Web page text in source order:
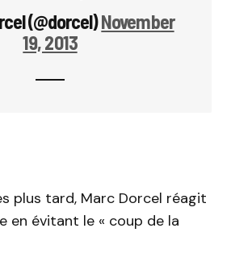
(@dorcel)November
19, 2013
plus tard, Marc Dorcel réagit
en évitant le « coup de la